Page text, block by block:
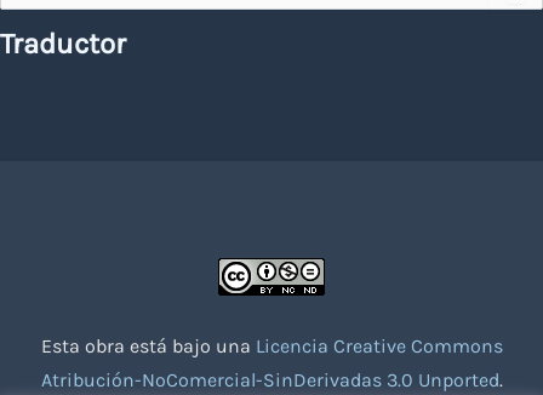
Traductor
Esta obra está bajo una Licencia Creative Commons
Atribución-NoComercial-SinDerivadas 3.0 Unported.